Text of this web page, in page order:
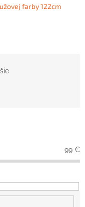
farby 122cm
99 €